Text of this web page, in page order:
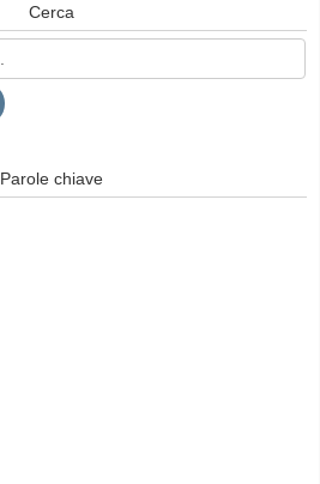
Cerca
Parole chiave